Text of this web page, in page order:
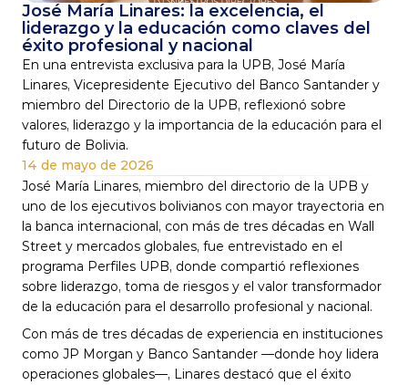
José María Linares: la excelencia, el
liderazgo y la educación como claves del
éxito profesional y nacional
En una entrevista exclusiva para la UPB, José María
Linares, Vicepresidente Ejecutivo del Banco Santander y
miembro del Directorio de la UPB, reflexionó sobre
valores, liderazgo y la importancia de la educación para el
futuro de Bolivia.
14 de mayo de 2026
José María Linares, miembro del directorio de la UPB y
uno de los ejecutivos bolivianos con mayor trayectoria en
la banca internacional, con más de tres décadas en Wall
Street y mercados globales, fue entrevistado en el
programa Perfiles UPB, donde compartió reflexiones
sobre liderazgo, toma de riesgos y el valor transformador
de la educación para el desarrollo profesional y nacional.
Con más de tres décadas de experiencia en instituciones
como JP Morgan y Banco Santander —donde hoy lidera
operaciones globales—, Linares destacó que el éxito